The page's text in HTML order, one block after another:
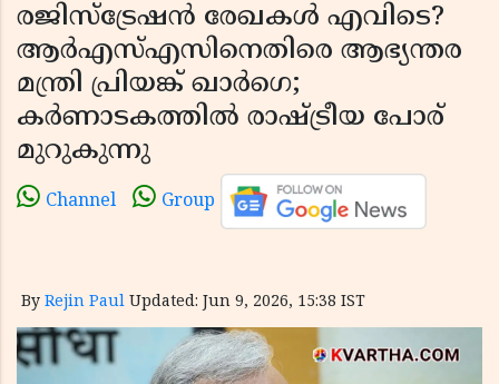
രജിസ്ട്രേഷൻ രേഖകൾ എവിടെ?
ആർഎസ്എസിനെതിരെ ആഭ്യന്തര
മന്ത്രി പ്രിയങ്ക് ഖാർഗെ;
കർണാടകത്തിൽ രാഷ്ട്രീയ പോര്
മുറുകുന്നു
Channel Group
By Rejin Paul Updated: Jun 9, 2026, 15:38 IST